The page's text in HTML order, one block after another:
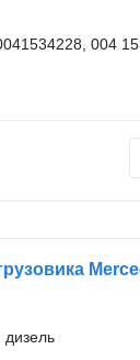
004
дизель